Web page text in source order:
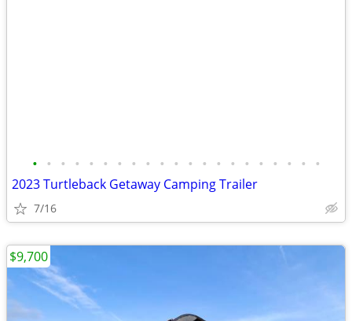
• • • • • • • • • • • • • • • • • • • • •
2023 Turtleback Getaway Camping Trailer
7/16
$9,700